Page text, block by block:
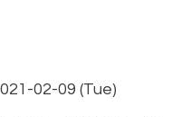
02-09 (Tue)